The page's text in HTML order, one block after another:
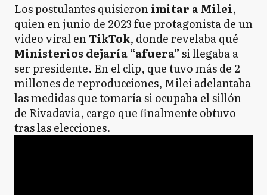
Los postulantes quisieronimitar a Milei,
quien en junio de 2023 fue protagonista de un
video viral enTikTok, donde revelaba qué
Ministerios dejaría “afuera”si llegaba a
ser presidente. En el clip, que tuvo más de 2
millones de reproducciones, Milei adelantaba
las medidas que tomaría si ocupaba el sillón
de Rivadavia, cargo que finalmente obtuvo
tras las elecciones.